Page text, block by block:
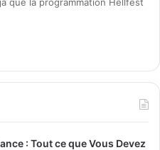
que la programmation Hellfest
: Tout ce que Vous Devez